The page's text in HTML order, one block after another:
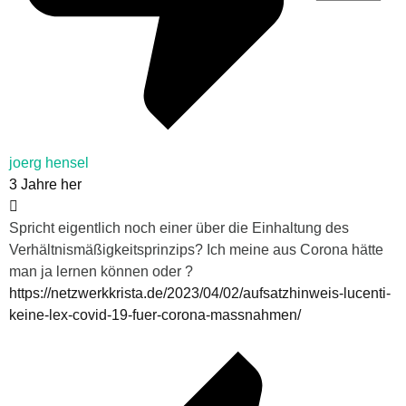
joerg hensel
3 Jahre her
Spricht eigentlich noch einer über die Einhaltung des
Verhältnismäßigkeitsprinzips? Ich meine aus Corona hätte
man ja lernen können oder ?
https://netzwerkkrista.de/2023/04/02/aufsatzhinweis-lucenti-
keine-lex-covid-19-fuer-corona-massnahmen/